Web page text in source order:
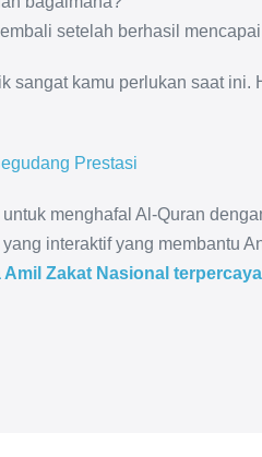
setelah berhasil
sangat kamu perlukan saat
Prestasi
menghafal Al-Quran
interaktif yang membantu
Amil Zakat Nasional